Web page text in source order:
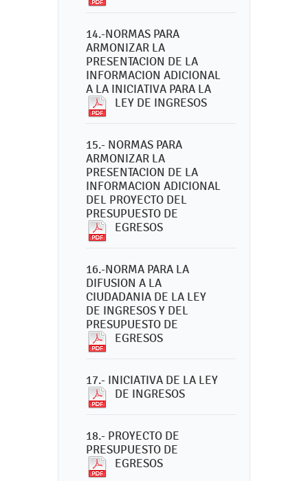
14.-NORMAS PARA
ARMONIZAR LA
PRESENTACION DE LA
INFORMACION ADICIONAL
A LA INICIATIVA PARA LA
LEY DE INGRESOS
15.- NORMAS PARA
ARMONIZAR LA
PRESENTACION DE LA
INFORMACION ADICIONAL
DEL PROYECTO DEL
PRESUPUESTO DE
EGRESOS
16.-NORMA PARA LA
DIFUSION A LA
CIUDADANIA DE LA LEY
DE INGRESOS Y DEL
PRESUPUESTO DE
EGRESOS
17.- INICIATIVA DE LA LEY
DE INGRESOS
18.- PROYECTO DE
PRESUPUESTO DE
EGRESOS